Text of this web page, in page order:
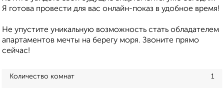
Я готова провести для вас онлайн-показ в удобное время!
Не упустите уникальную возможность стать обладателем
апартаментов мечты на берегу моря. Звоните прямо
сейчас!
Количество комнат 1